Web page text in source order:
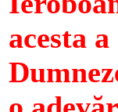
acesta